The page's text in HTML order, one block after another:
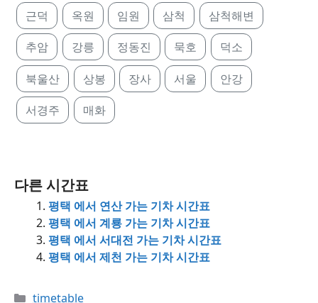
근덕 옥원 임원 삼척 삼척해변
추암 강릉 정동진 묵호 덕소
북울산 상봉 장사 서울 안강
서경주 매화
다른 시간표
평택 에서 연산 가는 기차 시간표
평택 에서 계룡 가는 기차 시간표
평택 에서 서대전 가는 기차 시간표
평택 에서 제천 가는 기차 시간표
Categories
timetable